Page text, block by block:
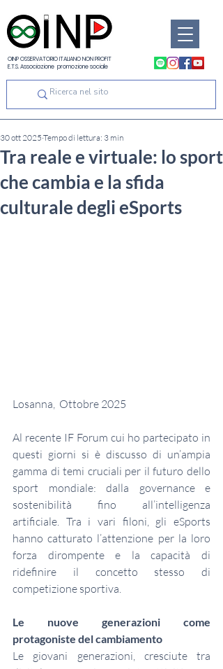
OINP OSSERVATORIO ITALIANO NON PROFIT
E.T.S. Associazione promozione sociale
Tra reale e virtuale: lo sport
che cambia e la sfida
culturale degli eSports
30 ott 2025 Tempo di lettura: 3 min
Losanna,  Ottobre 2025
Al recente IF Forum cui ho partecipato in
questi giorni si è discusso di un’ampia
gamma di temi cruciali per il futuro dello
sport mondiale: dalla governance e
sostenibilità fino all’intelligenza
artificiale. Tra i vari filoni, gli eSports
hanno catturato l’attenzione per la loro
forza dirompente e la capacità di
ridefinire il concetto stesso di
competizione sportiva.
Le nuove generazioni come
protagoniste del cambiamento
Le giovani generazioni, cresciute tra